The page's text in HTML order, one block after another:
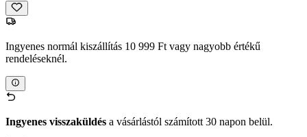
Ingyenes normál kiszállítás 10 999 Ft vagy nagyobb értékű
rendeléseknél.
Ingyenes visszaküldés a vásárlástól számított 30 napon belül.